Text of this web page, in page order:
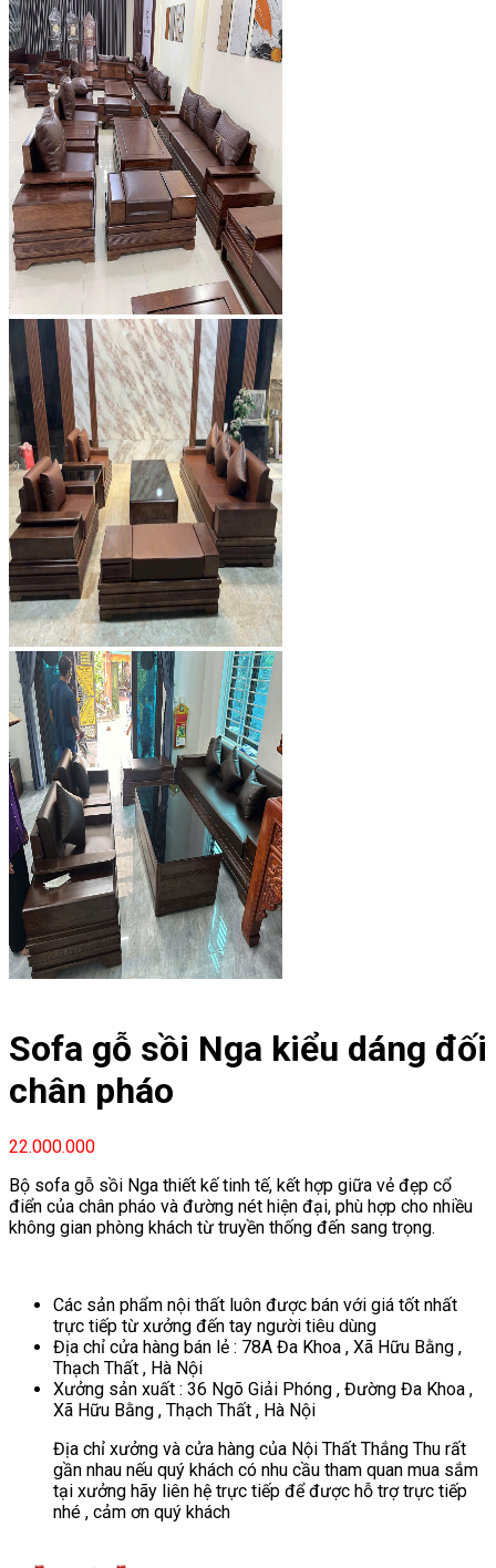
Sofa gỗ sồi Nga kiểu dáng đối
chân pháo
22.000.000
Bộ sofa gỗ sồi Nga thiết kế tinh tế, kết hợp giữa vẻ đẹp cổ
điển của chân pháo và đường nét hiện đại, phù hợp cho nhiều
không gian phòng khách từ truyền thống đến sang trọng.
Các sản phẩm nội thất luôn được bán với giá tốt nhất
trực tiếp từ xưởng đến tay người tiêu dùng
Địa chỉ cửa hàng bán lẻ : 78A Đa Khoa , Xã Hữu Bằng ,
Thạch Thất , Hà Nội
Xưởng sản xuất : 36 Ngõ Giải Phóng , Đường Đa Khoa ,
Xã Hữu Bằng , Thạch Thất , Hà Nội
Địa chỉ xưởng và cửa hàng của Nội Thất Thắng Thu rất
gần nhau nếu quý khách có nhu cầu tham quan mua sắm
tại xưởng hãy liên hệ trực tiếp để được hỗ trợ trực tiếp
nhé , cảm ơn quý khách